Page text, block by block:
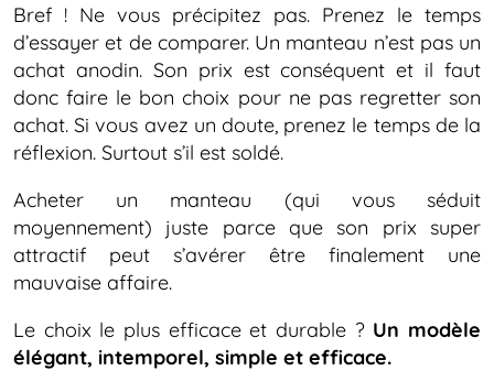
Bref ! Ne vous précipitez pas. Prenez le temps
d’essayer et de comparer. Un manteau n’est pas un
achat anodin. Son prix est conséquent et il faut
donc faire le bon choix pour ne pas regretter son
achat. Si vous avez un doute, prenez le temps de la
réflexion. Surtout s’il est soldé.
Acheter un manteau (qui vous séduit
moyennement) juste parce que son prix super
attractif peut s’avérer être finalement une
mauvaise affaire.
Le choix le plus efficace et durable ?Un modèle
élégant, intemporel, simple et efficace.